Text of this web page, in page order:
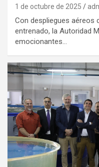
1 de octubre de 2025
Con despliegues aéreos
entrenado, la Autoridad
emocionantes…